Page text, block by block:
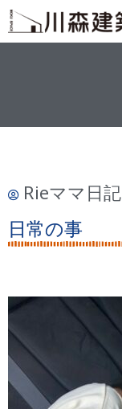
Rieママ日記
日常の事